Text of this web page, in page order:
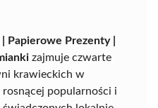
Papierowe Prezenty |
zajmuje czwarte
krawieckich w
popularności i